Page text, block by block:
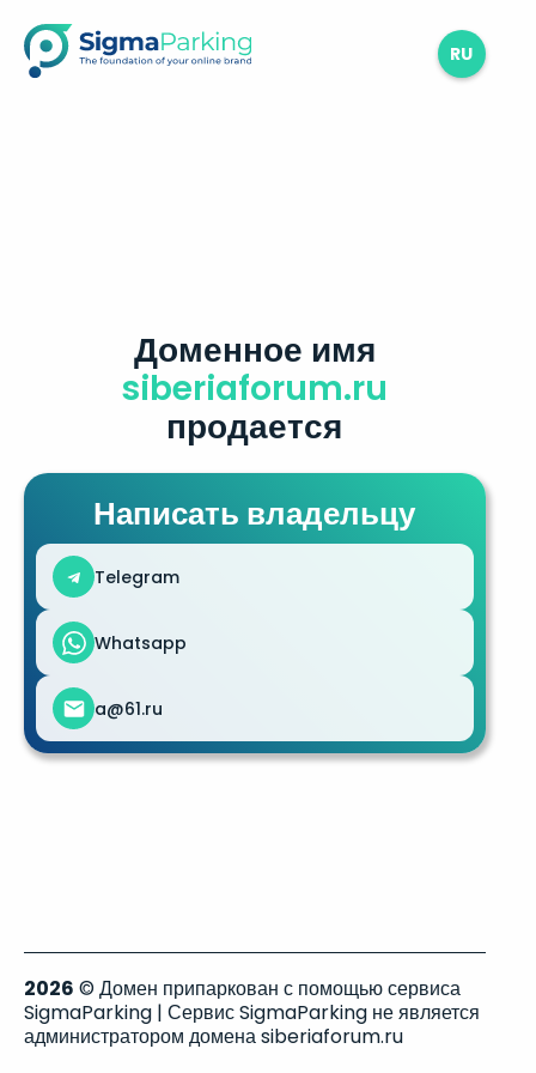
RU
Доменное имя
siberiaforum.ru
продается
Написать владельцу
Telegram
Whatsapp
a@61.ru
2026 © Домен припаркован с помощью сервиса
SigmaParking | Сервис SigmaParking не является
администратором домена siberiaforum.ru